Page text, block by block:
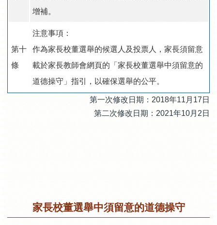
增補。
第十
條
注意事項：
作為家長校董選舉的候選人及投票人，家長須留意
載於家長教師會網頁的「家長校董選舉中須留意的
道德操守」指引，以確保選舉的公平。
第一次修改日期：2018年11月17日
第二次修改日期：2021年10月2日
家長校董選舉中須留意的道德操守